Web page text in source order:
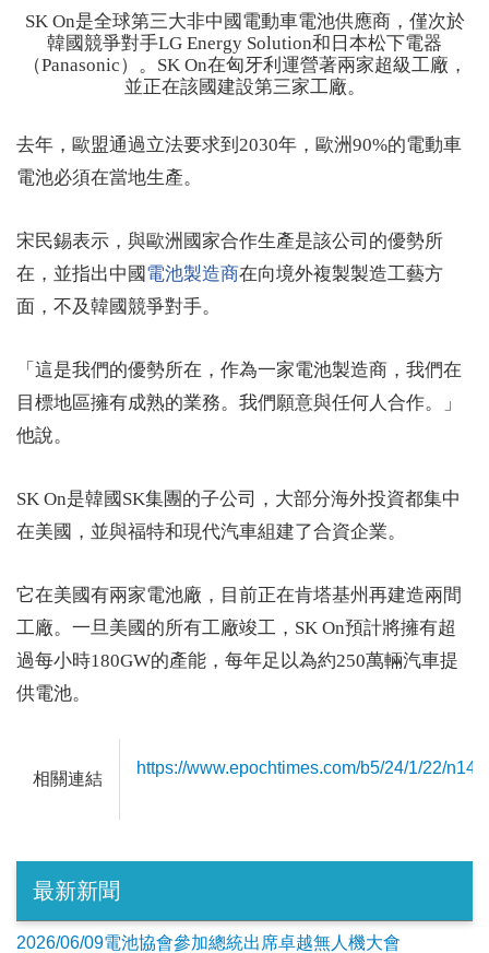
SK On是全球第三大非中國電動車電池供應商，僅次於
韓國競爭對手LG Energy Solution和日本松下電器
（Panasonic）。SK On在匈牙利運營著兩家超級工廠，
並正在該國建設第三家工廠。
去年，歐盟通過立法要求到2030年，歐洲90%的電動車
電池必須在當地生產。
宋民錫表示，與歐洲國家合作生產是該公司的優勢所
在，並指出中國 電池製造商在向境外複製製造工藝方
面，不及韓國競爭對手。
「這是我們的優勢所在，作為一家電池製造商，我們在
目標地區擁有成熟的業務。我們願意與任何人合作。」
他說。
SK On是韓國SK集團的子公司，大部分海外投資都集中
在美國，並與福特和現代汽車組建了合資企業。
它在美國有兩家電池廠，目前正在肯塔基州再建造兩間
工廠。一旦美國的所有工廠竣工，SK On預計將擁有超
過每小時180GW的產能，每年足以為約250萬輛汽車提
供電池。
相關連結
https://www.epochtimes.com/b5/24/1/22/
最新新聞
2026/06/09電池協會參加總統出席卓越無人機大會